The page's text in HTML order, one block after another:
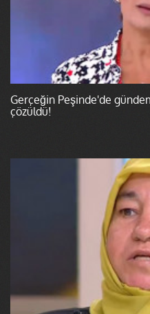
Gerçeğin Peşinde'de
çözüldü!